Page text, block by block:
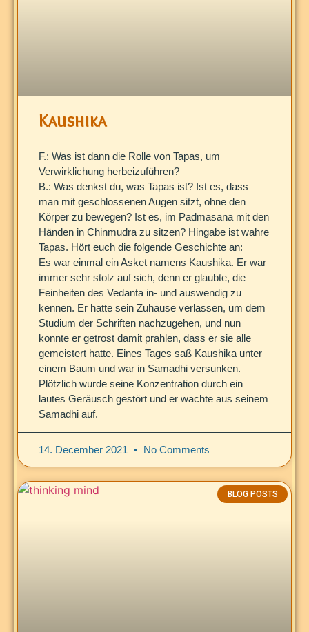
Kaushika
F.: Was ist dann die Rolle von Tapas, um
Verwirklichung herbeizuführen?
B.: Was denkst du, was Tapas ist? Ist es, dass
man mit geschlossenen Augen sitzt, ohne den
Körper zu bewegen? Ist es, im Padmasana mit den
Händen in Chinmudra zu sitzen? Hingabe ist wahre
Tapas. Hört euch die folgende Geschichte an:
Es war einmal ein Asket namens Kaushika. Er war
immer sehr stolz auf sich, denn er glaubte, die
Feinheiten des Vedanta in- und auswendig zu
kennen. Er hatte sein Zuhause verlassen, um dem
Studium der Schriften nachzugehen, und nun
konnte er getrost damit prahlen, dass er sie alle
gemeistert hatte. Eines Tages saß Kaushika unter
einem Baum und war in Samadhi versunken.
Plötzlich wurde seine Konzentration durch ein
lautes Geräusch gestört und er wachte aus seinem
Samadhi auf.
14. December 2021 No Comments
BLOG POSTS